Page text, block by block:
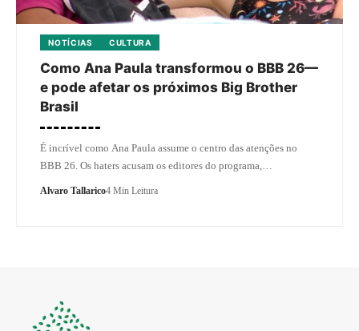
NOTÍCIAS CULTURA
Como Ana Paula transformou o BBB 26—
e pode afetar os próximos Big Brother
Brasil
É incrível como Ana Paula assume o centro das atenções no
BBB 26. Os haters acusam os editores do programa,…
Alvaro Tallarico4 Min Leitura